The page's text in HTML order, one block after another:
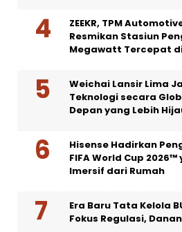
ZEEKR, TPM
Resmikan Stasiun
Megawatt Tercepat
Weichai Lansir Lima
Teknologi secara
Depan yang Lebih
Hisense Hadirkan
FIFA World Cup
Imersif dari Rumah
Era Baru Tata Kelola
Fokus Regulasi,